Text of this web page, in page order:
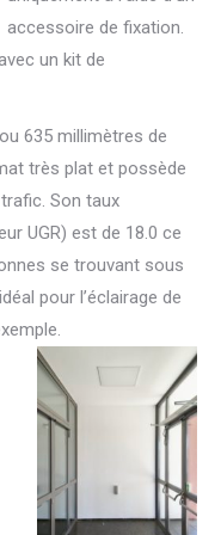
accessoire de fixation.
un kit de
635 millimètres de
très plat et possède
Son taux
UGR) est de 18.0 ce
se trouvant sous
pour l’éclairage de